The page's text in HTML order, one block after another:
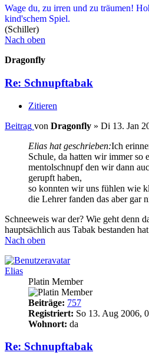
Wage du, zu irren und zu träumen!
kind'schem Spiel.
(Schiller)
Nach oben
Dragonfly
Re: Schnupftabak
Zitieren
Beitrag von Dragonfly » Di 13. Jan
Elias hat geschrieben:Ich
Schule, da hatten wir immer so
mentolschnupf den wir dann
gerupft haben,
so konnten wir uns fühlen wie
die Lehrer fanden das aber gar
Schneeweis war der? Wie geht denn
hauptsächlich aus Tabak bestanden
Nach oben
Elias
Platin Member
Beiträge: 757
Registriert: So 13. Aug 2006,
Wohnort: da
Re: Schnupftabak